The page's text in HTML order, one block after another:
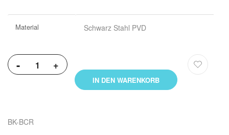
Informationen
Material Schwarz Stahl PVD
- +
IN DEN WARENKORB
BK-BCR